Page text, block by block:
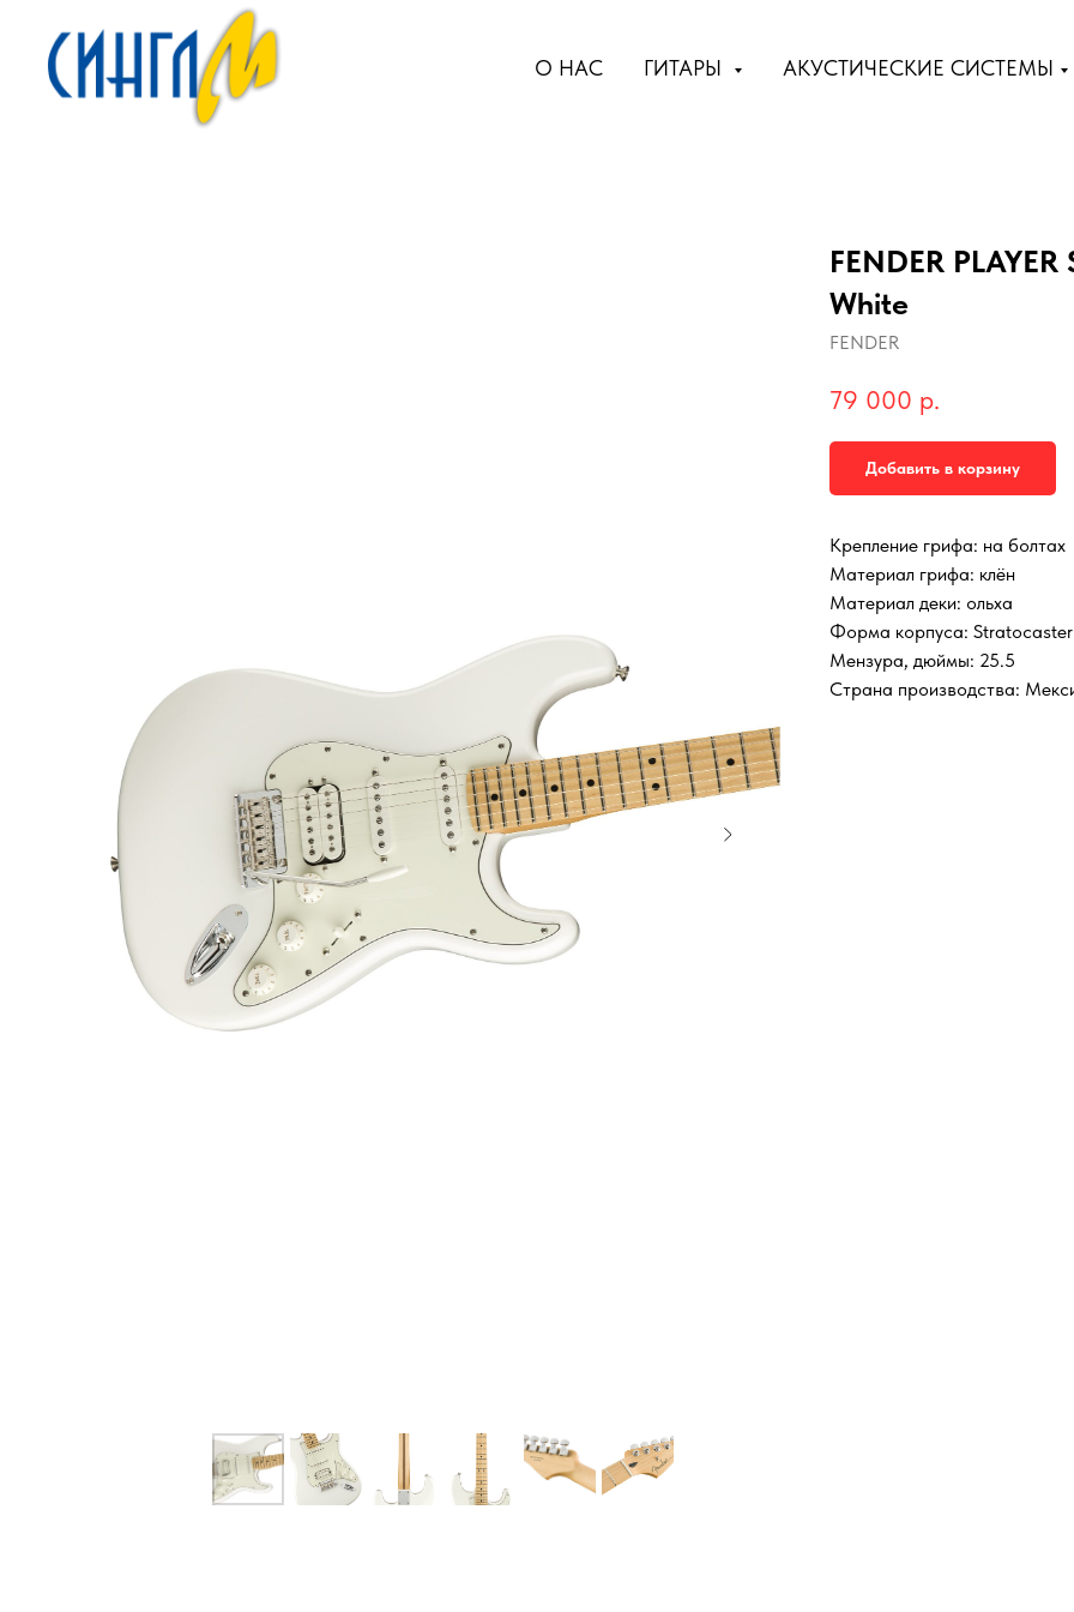
О НАС ГИТАРЫ АКУСТИЧЕСКИЕ СИСТЕМЫ
FENDER
White
FENDER
79 000 р.
Добавить в корзину
Крепление грифа: на болтах
Материал грифа: клён
Материал деки: ольха
Форма корпуса: Stratocaster
Мензура, дюймы: 25.5
Страна производства: